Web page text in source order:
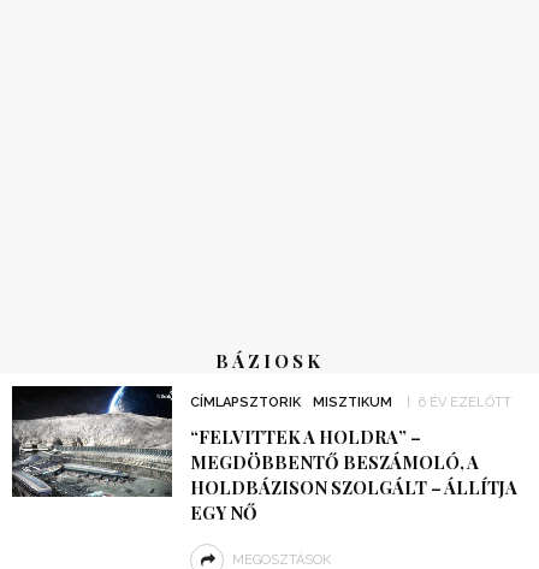
BÁZIOSK
CÍMLAPSZTORIK MISZTIKUM 6 ÉV EZELŐTT
“FELVITTEK A HOLDRA” –
MEGDÖBBENTŐ BESZÁMOLÓ, A
HOLDBÁZISON SZOLGÁLT – ÁLLÍTJA
EGY NŐ
MEGOSZTÁSOK